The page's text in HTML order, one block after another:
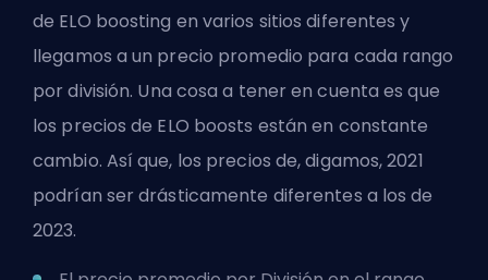
de ELO boosting en varios sitios diferentes y
llegamos a un precio promedio para cada rango
pordivisión. Una cosa a tener en cuenta es que
los precios de ELO boosts están en constante
cambio. Así que, los precios de, digamos, 2021
podrían ser drásticamente diferentes a los de
2023.